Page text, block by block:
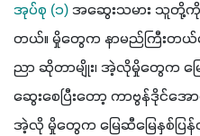
အုပ်စု (၁) အဆွေးသမား သူတို့ကို
တယ်။ မှိုတွေက နာမည်ကြီးတယ်
ညာ ဆိုတာမျိုး၊ အဲ့လိုမှိုတွေက မ
ဆွေးစေပြီးတော့ ကာဗွန်ဒိုင်
အဲ့လို မှိုတွေက မြေဆီမြေနှစ်ပ